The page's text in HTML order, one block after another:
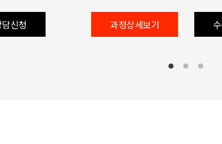
신청 과정상세보기